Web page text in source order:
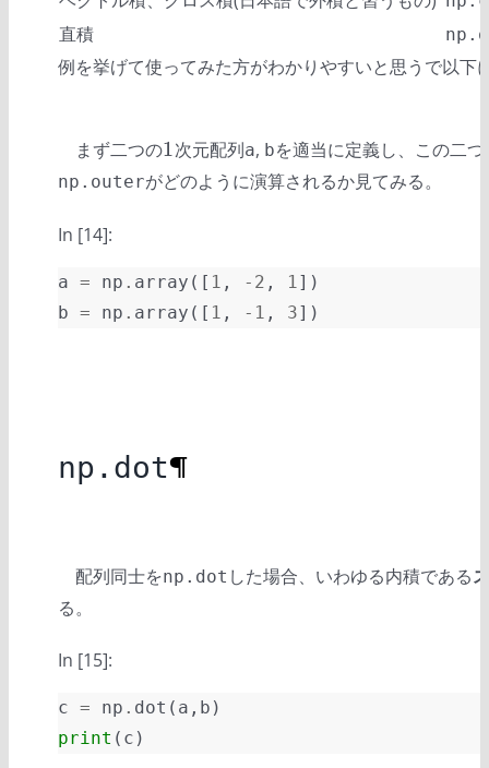
直積
例を挙げて使ってみた方がわかりやすいと思うで以下
まず二つの1
1次元配列a, bを適当に定義し、この二
np.outerがどのように演算されるか見てみる。
In [14]:
a = np . array ([ 1 , - 2 , 1])
b = np . array ([ 1 , - 1 , 3])
np.dot¶
配列同士をnp.dot した場合、いわゆる内積である
る。
In [15]:
c = np . dot ( a , b )
print ( c )